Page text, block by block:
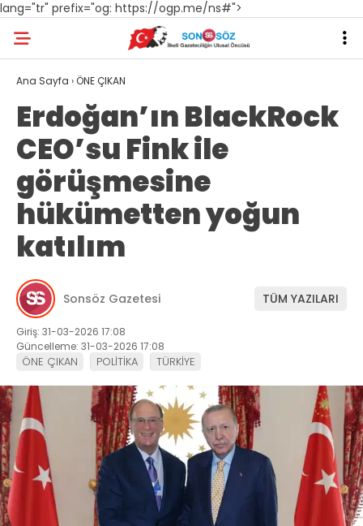
lang="tr" prefix="og: https://ogp.me/ns#">
Ana Sayfa ›ÖNE ÇIKAN
Erdoğan’ın BlackRock
CEO’su Fink ile
görüşmesine
hükümetten yoğun
katılım
Sonsöz Gazetesi TÜM YAZILARI
Giriş: 31-03-2026 17:08
Güncelleme: 31-03-2026 17:08
ÖNE ÇIKAN POLİTİKA TÜRKİYE